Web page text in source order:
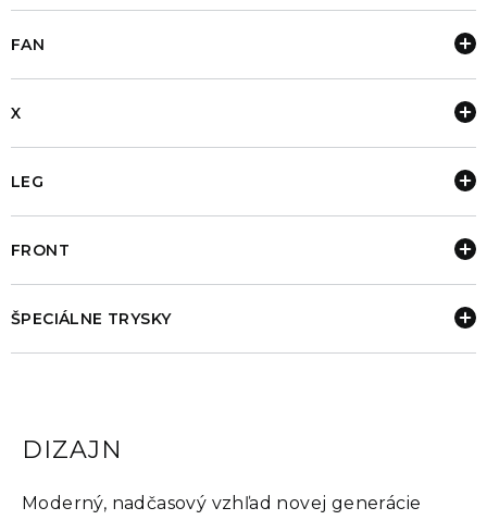
FAN
X
LEG
FRONT
ŠPECIÁLNE TRYSKY
DIZAJN
Moderný, nadčasový vzhľad novej generácie